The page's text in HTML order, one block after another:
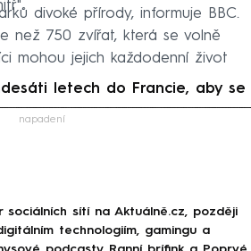
divoké přírody, informuje BBC.
než 750 zvířat, která se volně
mohou jejich každodenní život
letech do Francie, aby se
napadení
sítí na Aktuálně.cz, později
technologiím, gamingu a